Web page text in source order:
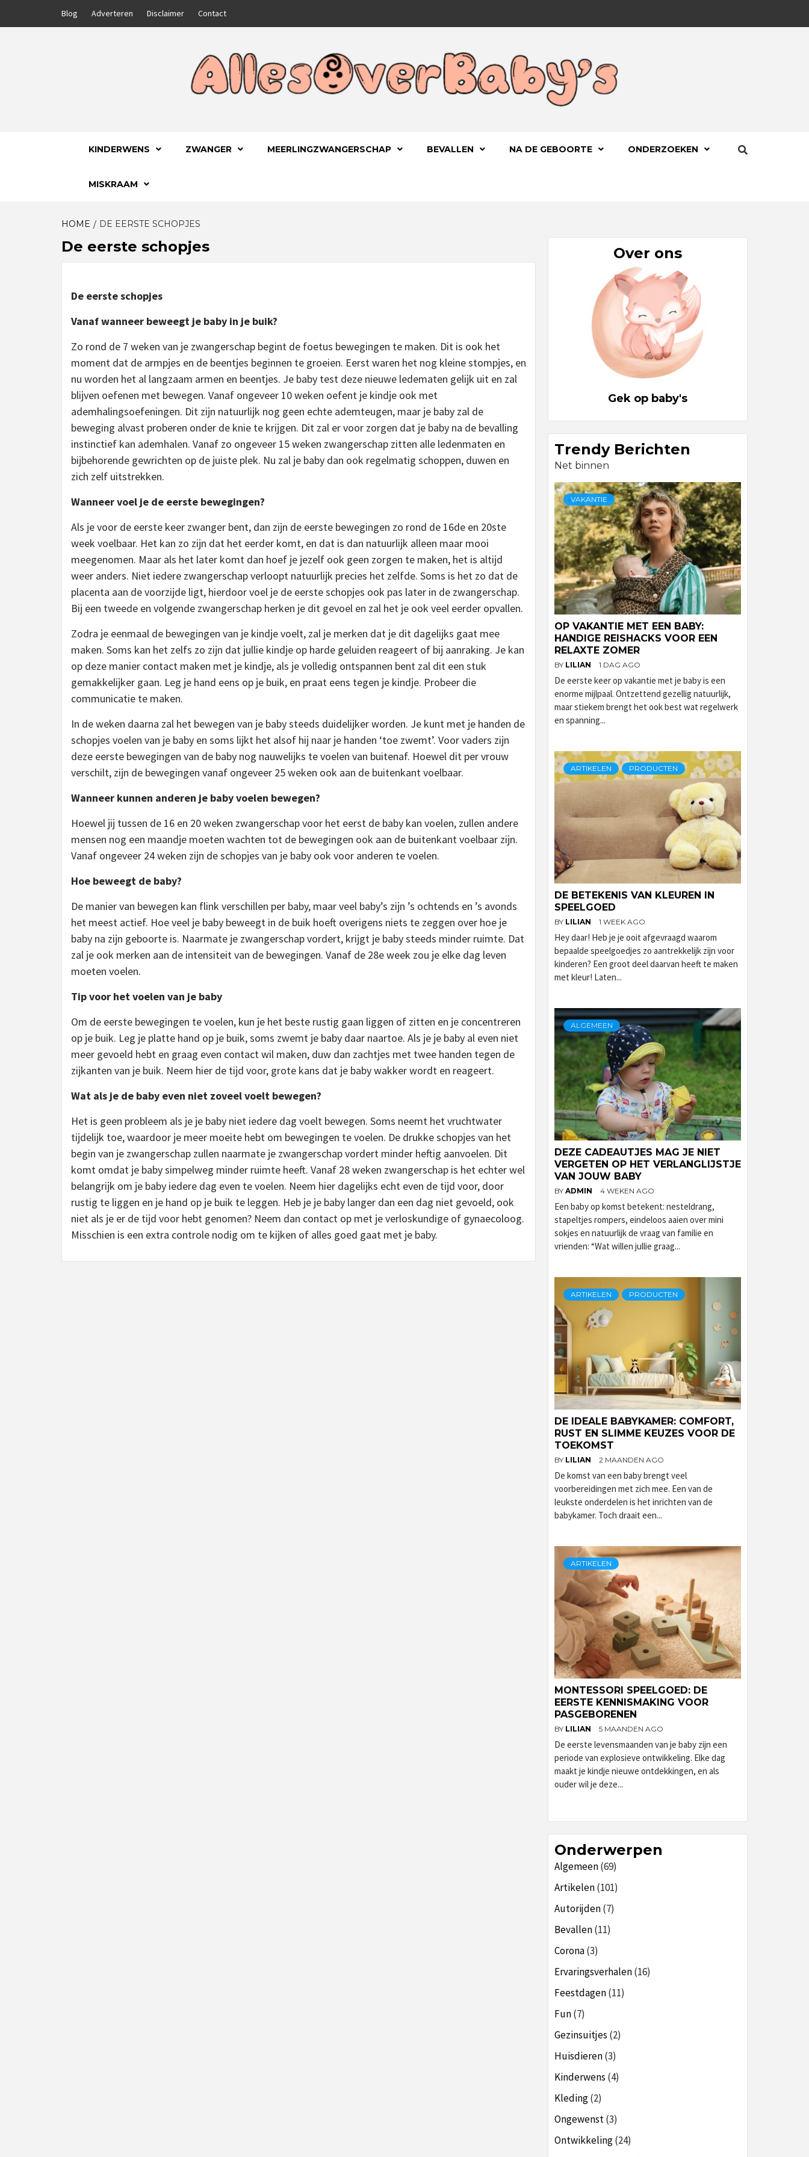
Blog Adverteren Disclaimer Contact
ALLESOVERBABYS.NL
KINDERWENS ZWANGER MEERLINGZWANGERSCHAP BEVALLEN NA DE GEBOORTE ONDERZOEKEN
MISKRAAM
HOME DE EERSTE SCHOPJES
De eerste schopjes
De eerste schopjes
Vanaf wanneer beweegt je baby in je buik?
Zo rond de 7 weken van je zwangerschap begint de foetus bewegingen te maken. Dit is ook het
moment dat de armpjes en de beentjes beginnen te groeien. Eerst waren het nog kleine stompjes, en
nu worden het al langzaam armen en beentjes. Je baby test deze nieuwe ledematen gelijk uit en zal
blijven oefenen met bewegen. Vanaf ongeveer 10 weken oefent je kindje ook met
ademhalingsoefeningen. Dit zijn natuurlijk nog geen echte ademteugen, maar je baby zal de
beweging alvast proberen onder de knie te krijgen. Dit zal er voor zorgen dat je baby na de bevalling
instinctief kan ademhalen. Vanaf zo ongeveer 15 weken zwangerschap zitten alle ledenmaten en
bijbehorende gewrichten op de juiste plek. Nu zal je baby dan ook regelmatig schoppen, duwen en
zich zelf uitstrekken.
Wanneer voel je de eerste bewegingen?
Als je voor de eerste keer zwanger bent, dan zijn de eerste bewegingen zo rond de 16de en 20ste
week voelbaar. Het kan zo zijn dat het eerder komt, en dat is dan natuurlijk alleen maar mooi
meegenomen. Maar als het later komt dan hoef je jezelf ook geen zorgen te maken, het is altijd
weer anders. Niet iedere zwangerschap verloopt natuurlijk precies het zelfde. Soms is het zo dat de
placenta aan de voorzijde ligt, hierdoor voel je de eerste schopjes ook pas later in de zwangerschap.
Bij een tweede en volgende zwangerschap herken je dit gevoel en zal het je ook veel eerder opvallen.
Zodra je eenmaal de bewegingen van je kindje voelt, zal je merken dat je dit dagelijks gaat mee
maken. Soms kan het zelfs zo zijn dat jullie kindje op harde geluiden reageert of bij aanraking. Je kan
op deze manier contact maken met je kindje, als je volledig ontspannen bent zal dit een stuk
gemakkelijker gaan. Leg je hand eens op je buik, en praat eens tegen je kindje. Probeer die
communicatie te maken.
In de weken daarna zal het bewegen van je baby steeds duidelijker worden. Je kunt met je handen de
schopjes voelen van je baby en soms lijkt het alsof hij naar je handen ‘toe zwemt’. Voor vaders zijn
deze eerste bewegingen van de baby nog nauwelijks te voelen van buitenaf. Hoewel dit per vrouw
verschilt, zijn de bewegingen vanaf ongeveer 25 weken ook aan de buitenkant voelbaar.
Wanneer kunnen anderen je baby voelen bewegen?
Hoewel jij tussen de 16 en 20 weken zwangerschap voor het eerst de baby kan voelen, zullen andere
mensen nog een maandje moeten wachten tot de bewegingen ook aan de buitenkant voelbaar zijn.
Vanaf ongeveer 24 weken zijn de schopjes van je baby ook voor anderen te voelen.
Hoe beweegt de baby?
De manier van bewegen kan flink verschillen per baby, maar veel baby’s zijn ’s ochtends en ’s avonds
het meest actief. Hoe veel je baby beweegt in de buik hoeft overigens niets te zeggen over hoe je
baby na zijn geboorte is. Naarmate je zwangerschap vordert, krijgt je baby steeds minder ruimte. Dat
zal je ook merken aan de intensiteit van de bewegingen. Vanaf de 28e week zou je elke dag leven
moeten voelen.
Tip voor het voelen van je baby
Om de eerste bewegingen te voelen, kun je het beste rustig gaan liggen of zitten en je concentreren
op je buik. Leg je platte hand op je buik, soms zwemt je baby daar naartoe. Als je je baby al even niet
meer gevoeld hebt en graag even contact wil maken, duw dan zachtjes met twee handen tegen de
zijkanten van je buik. Neem hier de tijd voor, grote kans dat je baby wakker wordt en reageert.
Wat als je de baby even niet zoveel voelt bewegen?
Het is geen probleem als je je baby niet iedere dag voelt bewegen. Soms neemt het vruchtwater
tijdelijk toe, waardoor je meer moeite hebt om bewegingen te voelen. De drukke schopjes van het
begin van je zwangerschap zullen naarmate je zwangerschap vordert minder heftig aanvoelen. Dit
komt omdat je baby simpelweg minder ruimte heeft. Vanaf 28 weken zwangerschap is het echter wel
belangrijk om je baby iedere dag even te voelen. Neem hier dagelijks echt even de tijd voor, door
rustig te liggen en je hand op je buik te leggen. Heb je je baby langer dan een dag niet gevoeld, ook
niet als je er de tijd voor hebt genomen? Neem dan contact op met je verloskundige of gynaecoloog.
Misschien is een extra controle nodig om te kijken of alles goed gaat met je baby.
Over ons
Gek op baby's
Trendy Berichten
Net binnen
VAKANTIE
OP VAKANTIE MET EEN BABY:
HANDIGE REISHACKS VOOR EEN
RELAXTE ZOMER
BY LILIAN 1 DAG AGO
De eerste keer op vakantie met je baby is een
enorme mijlpaal. Ontzettend gezellig natuurlijk,
maar stiekem brengt het ook best wat regelwerk
en spanning...
ARTIKELEN PRODUCTEN
DE BETEKENIS VAN KLEUREN IN
SPEELGOED
BY LILIAN 1 WEEK AGO
Hey daar! Heb je je ooit afgevraagd waarom
bepaalde speelgoedjes zo aantrekkelijk zijn voor
kinderen? Een groot deel daarvan heeft te maken
met kleur! Laten...
ALGEMEEN
DEZE CADEAUTJES MAG JE NIET
VERGETEN OP HET VERLANGLIJSTJE
VAN JOUW BABY
BY ADMIN 4 WEKEN AGO
Een baby op komst betekent: nesteldrang,
stapeltjes rompers, eindeloos aaien over mini
sokjes en natuurlijk de vraag van familie en
vrienden: “Wat willen jullie graag...
ARTIKELEN PRODUCTEN
DE IDEALE BABYKAMER: COMFORT,
RUST EN SLIMME KEUZES VOOR DE
TOEKOMST
BY LILIAN 2 MAANDEN AGO
De komst van een baby brengt veel
voorbereidingen met zich mee. Een van de
leukste onderdelen is het inrichten van de
babykamer. Toch draait een...
ARTIKELEN
MONTESSORI SPEELGOED: DE
EERSTE KENNISMAKING VOOR
PASGEBORENEN
BY LILIAN 5 MAANDEN AGO
De eerste levensmaanden van je baby zijn een
periode van explosieve ontwikkeling. Elke dag
maakt je kindje nieuwe ontdekkingen, en als
ouder wil je deze...
Onderwerpen
Algemeen(69)
Artikelen(101)
Autorijden(7)
Bevallen(11)
Corona(3)
Ervaringsverhalen(16)
Feestdagen(11)
Fun(7)
Gezinsuitjes (2)
Huisdieren(3)
Kinderwens (4)
Kleding(2)
Ongewenst(3)
Ontwikkeling(24)